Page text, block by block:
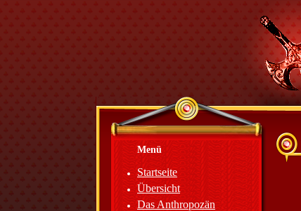
Menü
Startseite
Übersicht
Das Anthropozän